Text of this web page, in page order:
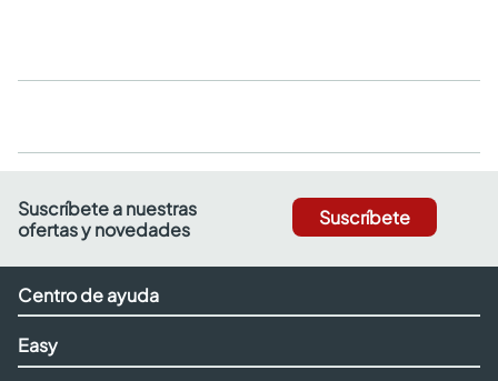
Suscríbete a nuestras
ofertas y novedades
Suscríbete
Centro de ayuda
Easy